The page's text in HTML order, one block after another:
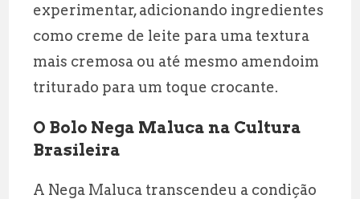
experimentar, adicionando ingredientes
como creme de leite para uma textura
mais cremosa ou até mesmo amendoim
triturado para um toque crocante.
O Bolo Nega Maluca na Cultura
Brasileira
A Nega Maluca transcendeu a condição